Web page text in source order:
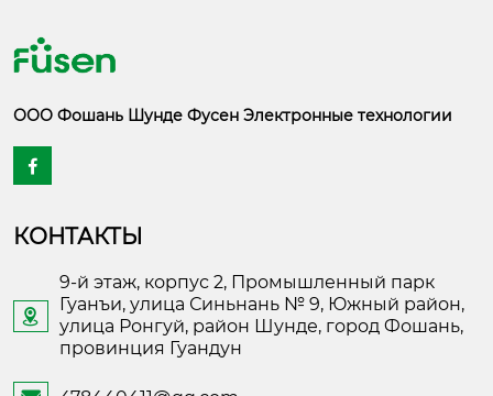
ООО Фошань Шунде Фусен Электронные технологии

КОНТАКТЫ

9-й этаж, корпус 2, Промышленный парк
Гуанъи, улица Синьнань № 9, Южный район,
улица Ронгуй, район Шунде, город Фошань,
провинция Гуандун